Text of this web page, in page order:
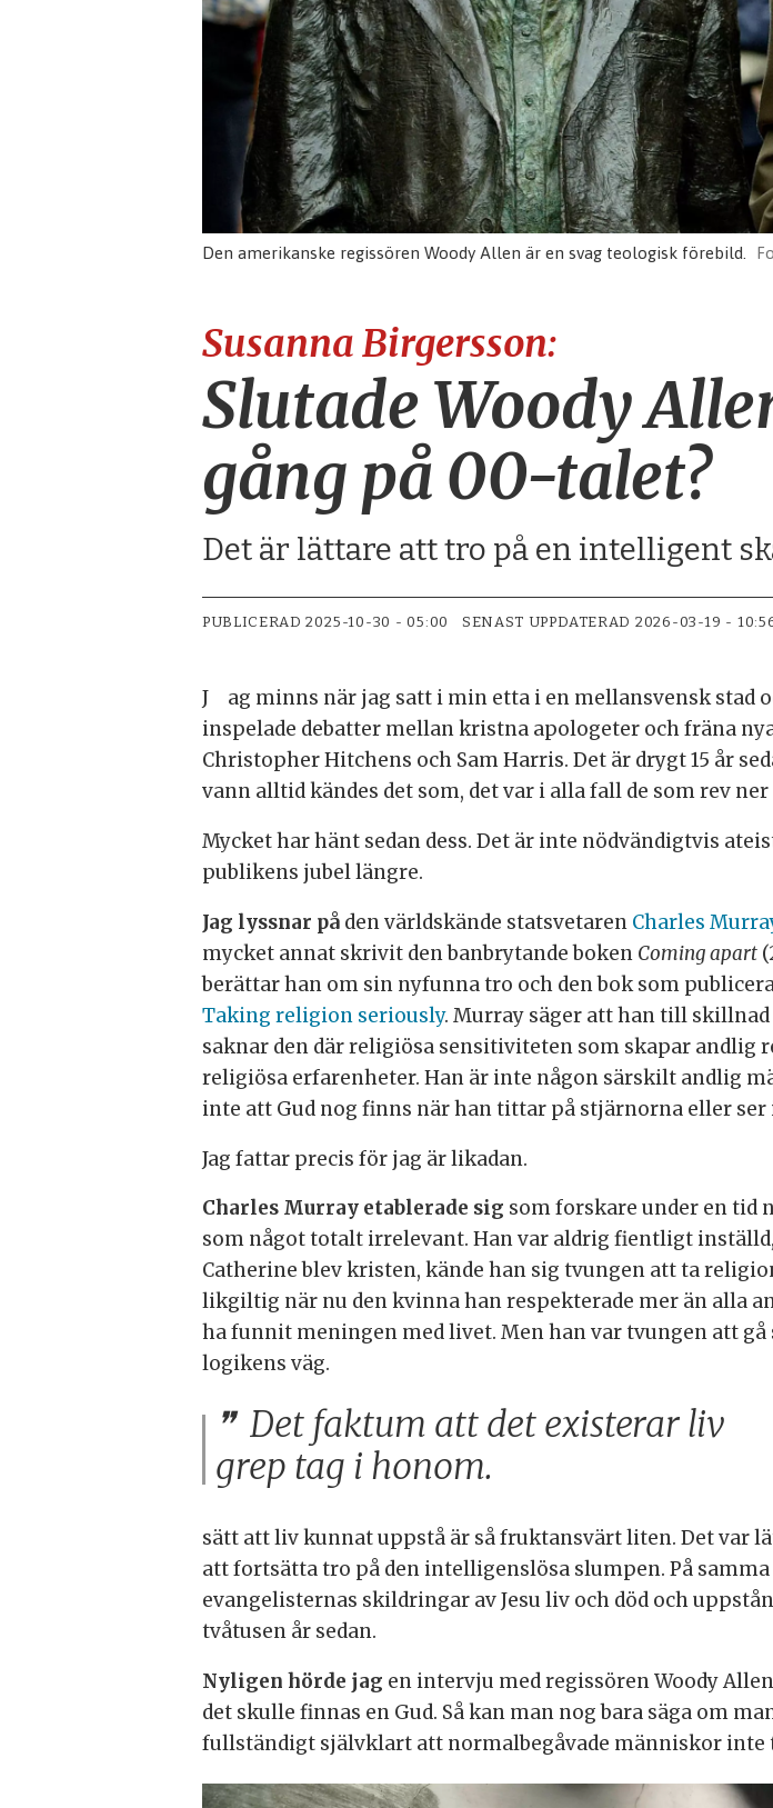
Den amerikanske regissören Woody Allen är en svag teologisk förebild.
Susanna Birgersson:
Slutade Woody
gång på 00-talet?
Det är lättare att tro på en intelligent
PUBLICERAD 2025-10-30 - 05:00 SENAST UPPDATERAD 2026-03-19 -
Jag minns när jag satt i min etta i en mellansvensk stad och tittade på
inspelade debatter mellan kristna apologeter och fräna
Christopher Hitchens och Sam Harris. Det är drygt 15 år
vann alltid kändes det som, det var i alla fall de som rev
Mycket har hänt sedan dess. Det är inte nödvändigtvis
publikens jubel längre.
Jag lyssnar på den världskände statsvetaren Charles
mycket annat skrivit den banbrytande boken Coming apart
berättar han om sin nyfunna tro och den bok som
Taking religion seriously. Murray säger att han till
saknar den där religiösa sensitiviteten som skapar andlig
religiösa erfarenheter. Han är inte någon särskilt andlig
inte att Gud nog finns när han tittar på stjärnorna eller ser
Jag fattar precis för jag är likadan.
Charles Murray etablerade sig som forskare under en tid
som något totalt irrelevant. Han var aldrig fientligt
Catherine blev kristen, kände han sig tvungen att ta
likgiltig när nu den kvinna han respekterade mer än alla
ha funnit meningen med livet. Men han var tvungen att
logikens väg.
Det faktum att det existerar liv
grep tag i honom.
sätt att liv kunnat uppstå är så fruktansvärt liten. Det var
att fortsätta tro på den intelligenslösa slumpen. På
evangelisternas skildringar av Jesu liv och död och
tvåtusen år sedan.
Nyligen hörde jag en intervju med regissören Woody
det skulle finnas en Gud. Så kan man nog bara säga om
fullständigt självklart att normalbegåvade människor inte